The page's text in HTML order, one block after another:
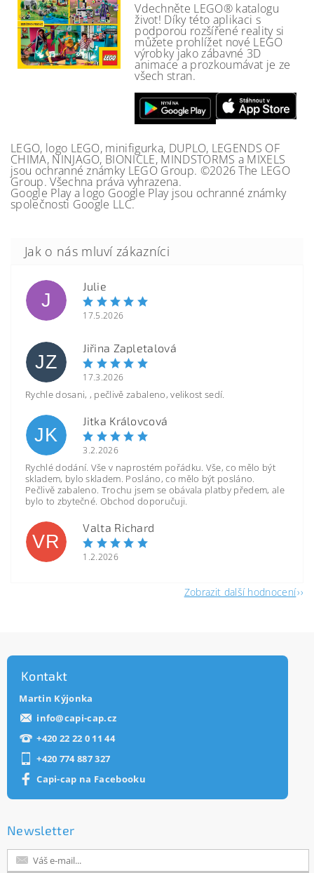
Vdechněte LEGO® katalogu
život! Díky této aplikaci s
podporou rozšířené reality si
můžete prohlížet nové LEGO
výrobky jako zábavné 3D
animace a prozkoumávat je ze
všech stran.
LEGO, logo LEGO, minifigurka, DUPLO, LEGENDS OF
CHIMA, NINJAGO, BIONICLE, MINDSTORMS a MIXELS
jsou ochranné známky LEGO Group. ©2026 The LEGO
Group. Všechna práva vyhrazena.
Google Play a logo Google Play jsou ochranné známky
společnosti Google LLC.
J
Julie
17.5.2026
JZ
Jiřina Zapletalová
17.3.2026
Rychle dosani, , pečlivě zabaleno, velikost sedí.
JK
Jitka Královcová
3.2.2026
Rychlé dodání. Vše v naprostém pořádku. Vše, co mělo být
skladem, bylo skladem. Posláno, co mělo být posláno.
Pečlivě zabaleno. Trochu jsem se obávala platby předem, ale
bylo to zbytečné. Obchod doporučuji.
VR
Valta Richard
1.2.2026
Zobrazit další hodnocení
Kontakt
Martin Kýjonka
info@capi-cap.cz
+420 22 22 0 11 44
+420 774 887 327
Capi-cap na Facebooku
Newsletter